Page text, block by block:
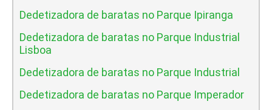
Dedetizadora de baratas no Parque Ipiranga
Dedetizadora de baratas no Parque Industrial
Lisboa
Dedetizadora de baratas no Parque Industrial
Dedetizadora de baratas no Parque Imperador